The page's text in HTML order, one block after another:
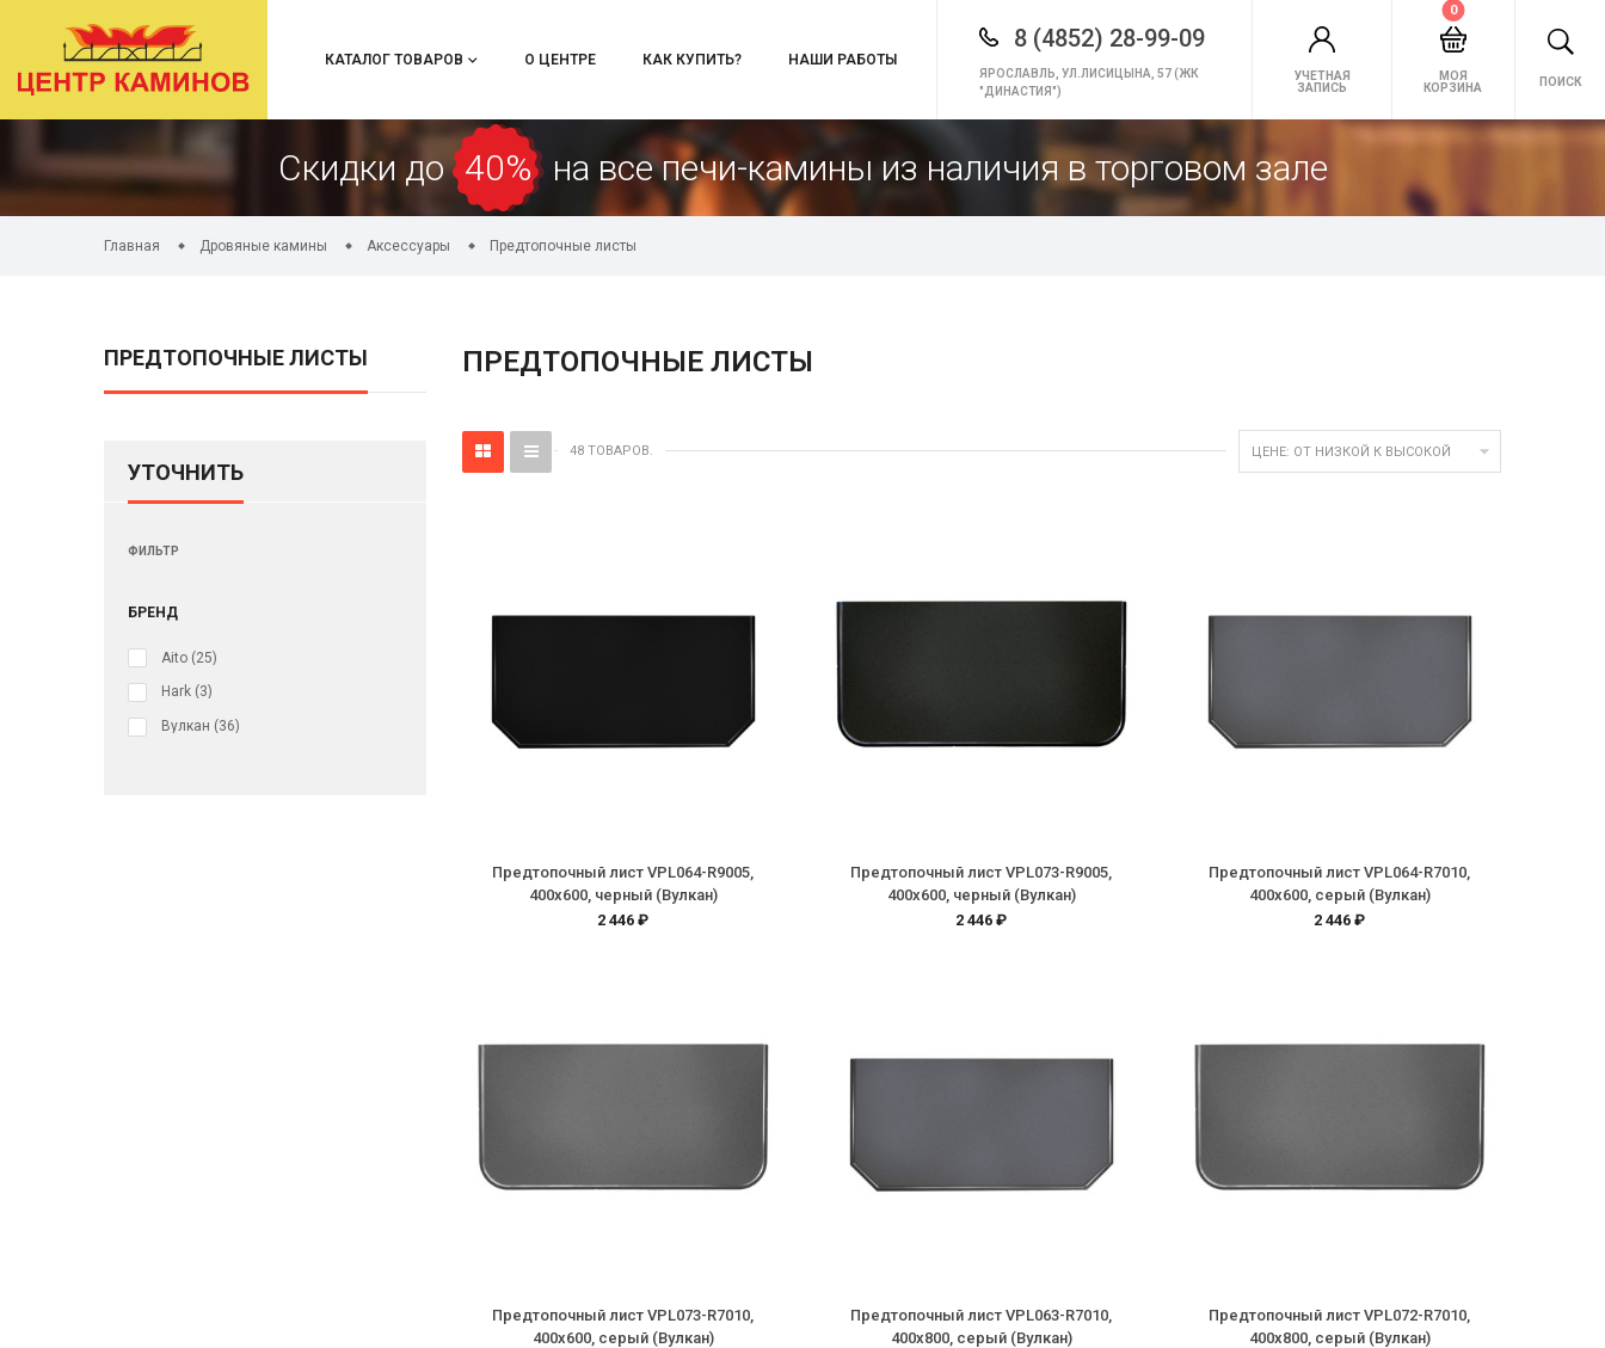
КАТАЛОГ ТОВАРОВ О ЦЕНТРЕ КАК КУПИТЬ? НАШИ РАБОТЫ
8 (4852) 28-99-09
ЯРОСЛАВЛЬ, УЛ.ЛИСИЦЫНА, 57 (ЖК
"ДИНАСТИЯ")
УЧЕТНАЯ
ЗАПИСЬ
МОЯ
КОРЗИНА
0
ПОИСК
Скидки до 40% на все печи-камины из наличия в торговом зале
Главная Дровяные камины Аксессуары Предтопочные листы
ПРЕДТОПОЧНЫЕ ЛИСТЫ
УТОЧНИТЬ
ФИЛЬТР
БРЕНД
Aito (25)
Hark (3)
Вулкан (36)
ПРЕДТОПОЧНЫЕ ЛИСТЫ
48 ТОВАРОВ. ЦЕНЕ: ОТ НИЗКОЙ К ВЫСОКОЙ 
Предтопочный лист VPL064-R9005,
400х600, черный (Вулкан)
2 446 ₽
Предтопочный лист VPL073-R9005,
400х600, черный (Вулкан)
2 446 ₽
Предтопочный лист VPL064-R7010,
400х600, серый (Вулкан)
2 446 ₽
Предтопочный лист VPL073-R7010,
400х600, серый (Вулкан)
Предтопочный лист VPL063-R7010,
400х800, серый (Вулкан)
Предтопочный лист VPL072-R7010,
400х800, серый (Вулкан)